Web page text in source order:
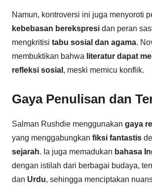
Namun, kontroversi ini juga menyoroti
kebebasan berekspresi dan peran
mengkritisi tabu sosial dan agama.
membuktikan bahwa literatur dapat
refleksi sosial , meski memicu konflik.
Gaya Penulisan dan
Salman Rushdie menggunakan gaya
yang menggabungkan fiksi fantastis
sejarah. Ia juga memadukan bahasa
dengan istilah dari berbagai budaya,
dan Urdu, sehingga menciptakan